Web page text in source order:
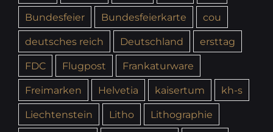
Bundesfeier
Bundesfeierkarte
cou
deutsches reich
Deutschland
ersttag
FDC
Flugpost
Frankaturware
Freimarken
Helvetia kaisertum
kh-s
Liechtenstein
Litho
Lithographie